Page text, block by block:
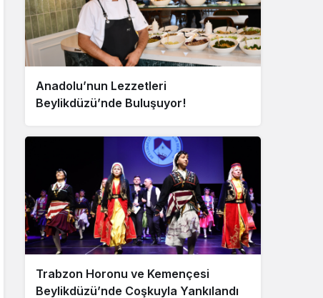
Anadolu’nun Lezzetleri
Beylikdüzü’nde Buluşuyor!
Trabzon Horonu ve Kemençesi
Beylikdüzü’nde Coşkuyla Yankılandı